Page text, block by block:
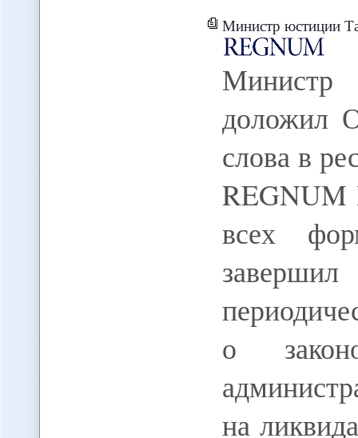
Министр юстиции
доложил
слова в
всех
о
на